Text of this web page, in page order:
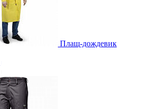
Плащ-дождевик